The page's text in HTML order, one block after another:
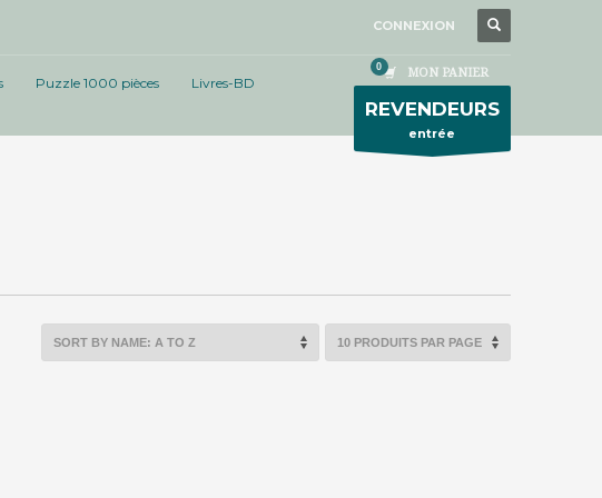
CONNEXION
Puzzle 1000 pièces
Livres-BD
MON PANIER
REVENDEURS
entrée